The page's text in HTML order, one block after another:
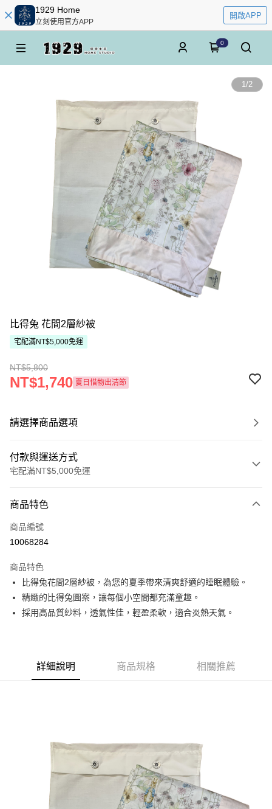
1929 Home
立刻使用官方APP
開啟APP
0
1/2
比得兔 花間2層紗被
宅配滿NT$5,000免運
NT$5,800
NT$1,740 夏日惜物出清節
請選擇商品選項
付款與運送方式
宅配滿NT$5,000免運
信用卡一次付款
ATM付款
運送方式
新竹物流
每筆NT$100，滿NT$5,000(含以上)免運費
商品特色
商品編號
10068284
商品特色
比得兔花間2層紗被，為您的夏季帶來清爽舒適的睡眠體驗。
精緻的比得兔圖案，讓每個小空間都充滿童趣。
採用高品質紗料，透氣性佳，輕盈柔軟，適合炎熱天氣。
詳細說明 商品規格 相關推薦